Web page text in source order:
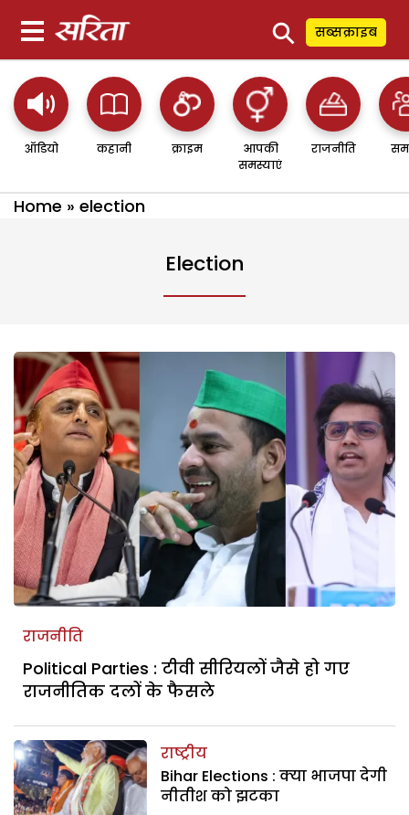
⚲ सब्सक्राइब
ऑडियो कहानी क्राइम
आपकी
समस्याएं
राजनीति
Home » election
Election
राजनीति
Political Parties : टीवी सीरियलों जैसे हो गए
राजनीतिक दलों के फैसले
राष्ट्रीय
Bihar Elections : क्या भाजपा देगी
नीतीश को झटका